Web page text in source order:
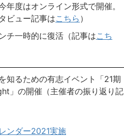
年度はオンライン形式で開催。
ビュー記事はこちら ）
チ一時的に復活（記事はこち
知るための有志イベント「21期
」の開催（主催者の振り返り記
ンダー2021実施